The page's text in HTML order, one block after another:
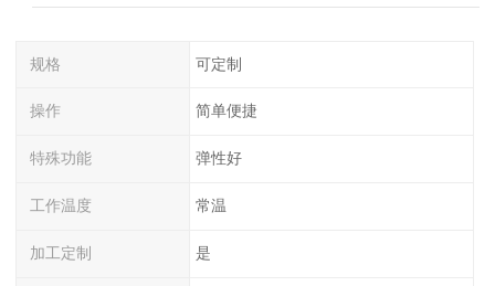
规格 可定制
操作 简单便捷
特殊功能 弹性好
工作温度 常温
加工定制 是